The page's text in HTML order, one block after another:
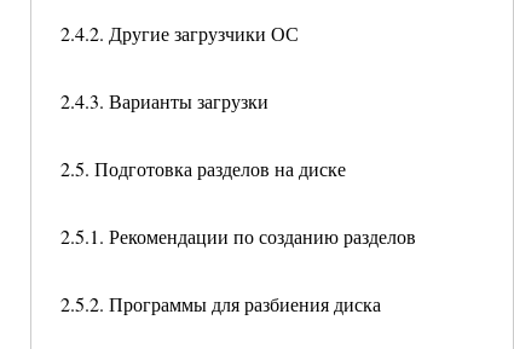
2.4.2. Другие загрузчики ОС
2.4.3. Варианты загрузки
2.5. Подготовка разделов на диске
2.5.1. Рекомендации по созданию разделов
2.5.2. Программы для разбиения диска